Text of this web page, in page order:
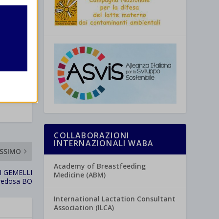
BO
COLLABORAZIONI
INTERNAZIONALI WABA
Academy of Breastfeeding
Medicine (ABM)
International Lactation Consultant
Association (ILCA)